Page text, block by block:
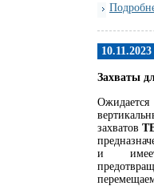
10.11.2023
Захваты
Ожидается
захватов
и имеет